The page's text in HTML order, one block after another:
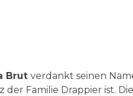
Brut verdankt seinen
der Familie Drappier ist.